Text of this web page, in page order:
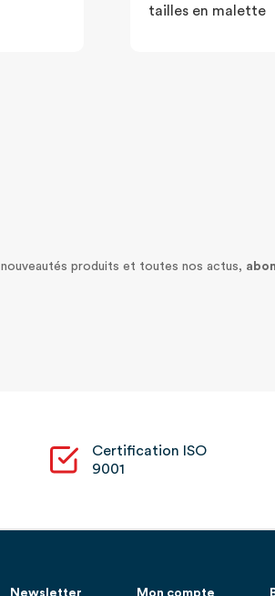
tailles en malette
produits et toutes nos actus,
Certification ISO
9001
Newsletter Mon compte